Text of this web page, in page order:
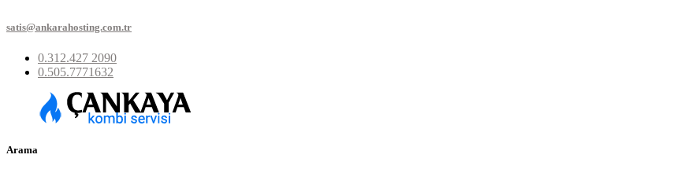
satis@ankarahosting.com.tr
0.312.427 2090
0.505.7771632
Arama